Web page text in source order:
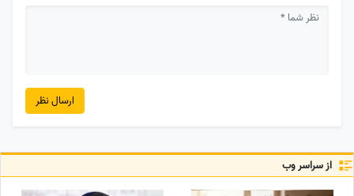
ارسال نظر
از سراسر وب